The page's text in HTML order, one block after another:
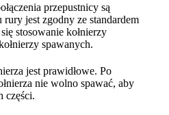
przepustnicy są
rury jest zgodny ze standardem
stosowanie kołnierzy
spawanych.
jest prawidłowe. Po
nie wolno spawać, aby
części.